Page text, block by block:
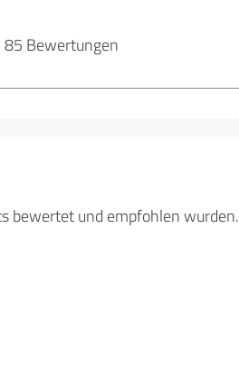
85 Bewertungen
bewertet und empfohlen wurden.